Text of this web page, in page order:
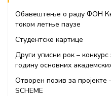
Обавештење о раду ФОН
током летње паузе
Студентске картице
Други уписни рок –
годину основних
Отворен позив за пројекте
SCHEME